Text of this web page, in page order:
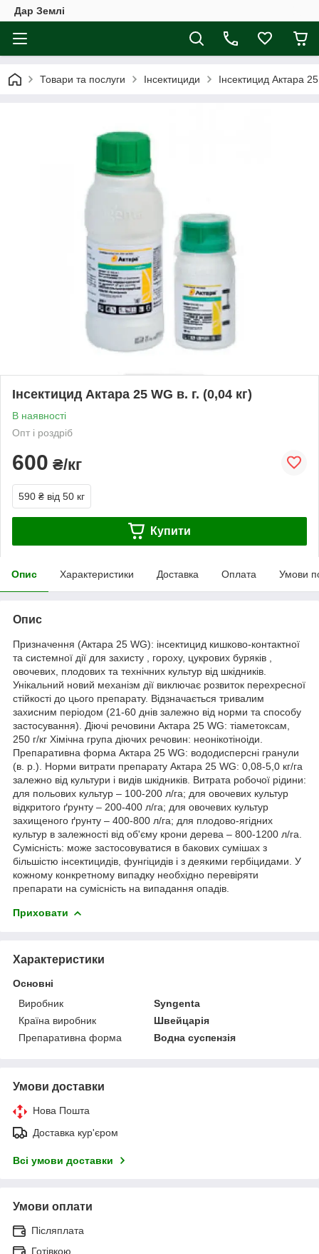
Дар Землі
Товари та послуги Інсектициди Інсектицид Актара
Інсектицид Актара 25 WG в. г. (0,04 кг)
В наявності
Опт і роздріб
600 ₴/кг
590 ₴ від 50 кг
Купити
Опис Характеристики Доставка Оплата Умови
Опис
Призначення (Актара 25 WG): інсектицид кишково-контактної
та системної дії для захисту , гороху, цукрових буряків ,
овочевих, плодових та технічних культур від шкідників.
Унікальний новий механізм дії виключає розвиток перехресної
стійкості до цього препарату. Відзначається тривалим
захисним періодом (21-60 днів залежно від норми та способу
застосування). Діючі речовини Актара 25 WG: тіаметоксам,
250 г/кг Хімічна група діючих речовин: неонікотіноіди.
Препаративна форма Актара 25 WG: вододисперсні гранули
(в. р.). Норми витрати препарату Актара 25 WG: 0,08-5,0 кг/га
залежно від культури і видів шкідників. Витрата робочої рідини:
для польових культур – 100-200 л/га; для овочевих культур
відкритого ґрунту – 200-400 л/га; для овочевих культур
захищеного ґрунту – 400-800 л/га; для плодово-ягідних
культур в залежності від об'єму крони дерева – 800-1200 л/га.
Сумісність: може застосовуватися в бакових сумішах з
більшістю інсектицидів, фунгіцидів і з деякими гербіцидами. У
кожному конкретному випадку необхідно перевіряти
препарати на сумісність на випадання опадів.
Приховати
Характеристики
Основні
Виробник
Syngenta
Країна виробник
Швейцарія
Препаративна форма
Водна суспензія
Умови доставки
Нова Пошта
Доставка кур'єром
Всі умови доставки
Умови оплати
Післяплата
Готівкою